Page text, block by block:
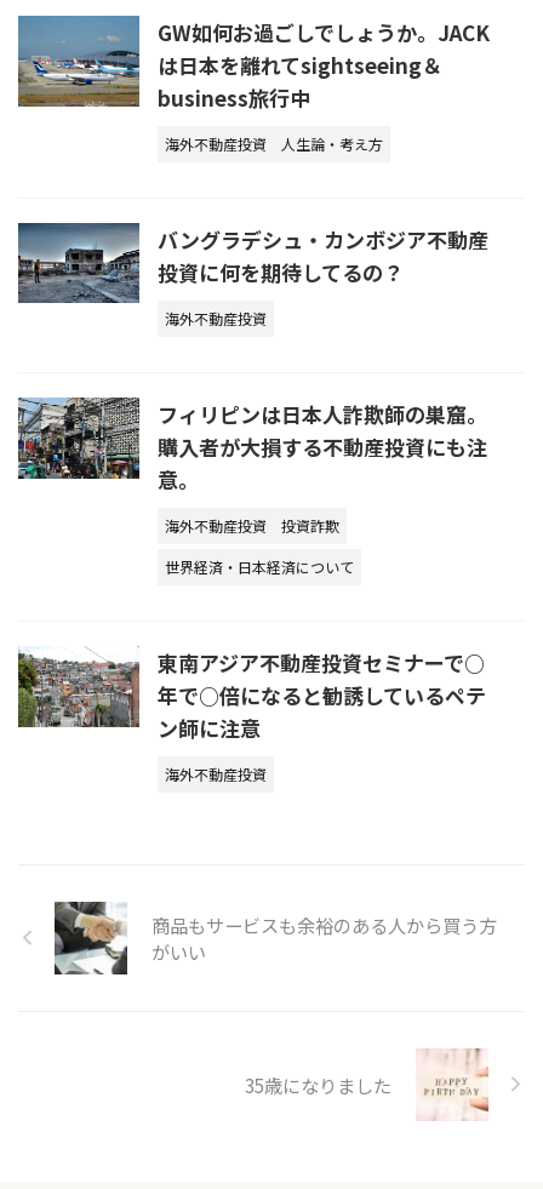
GW如何お過ごしでしょうか。JACK
は日本を離れてsightseeing＆
business旅行中
海外不動産投資 人生論・考え方
バングラデシュ・カンボジア不動産
投資に何を期待してるの？
海外不動産投資
フィリピンは日本人詐欺師の巣窟。
購入者が大損する不動産投資にも注
意。
海外不動産投資
投資詐欺
世界経済・日本経済について
東南アジア不動産投資セミナーで○
年で○倍になると勧誘しているペテ
ン師に注意
海外不動産投資
商品もサービスも余裕のある人から買う方
がいい
35歳になりました